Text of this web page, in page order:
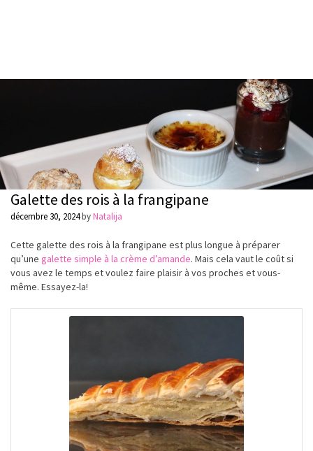
Galette des rois à la frangipane
décembre 30, 2024byNatalija
Cette galette des rois à la frangipane est plus longue à préparer
qu’une galette simple à la crème d’amande. Mais cela vaut le coût si
vous avez le temps et voulez faire plaisir à vos proches et vous-
même. Essayez-la!